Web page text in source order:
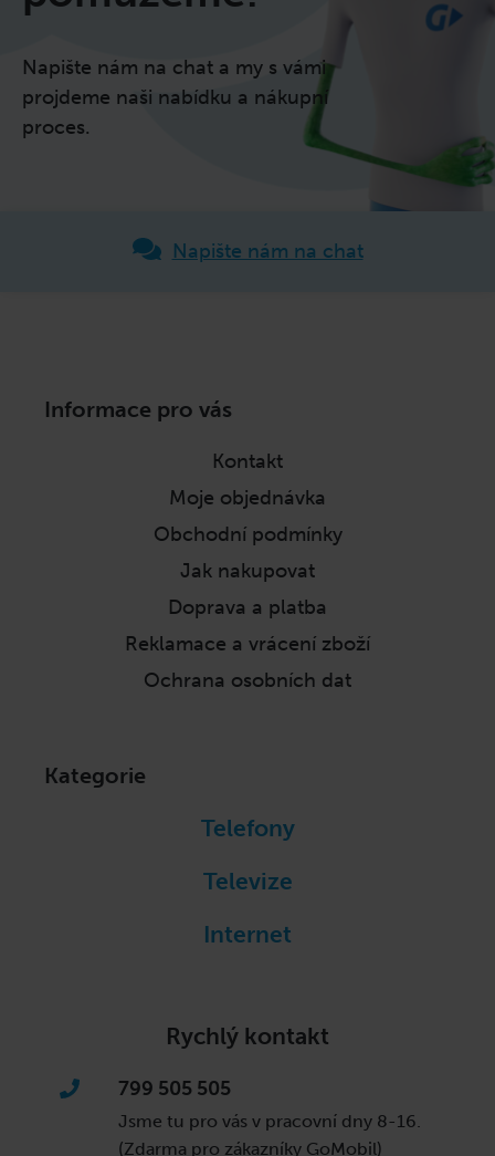
Napište nám na chat a my s vámi
projdeme naši nabídku a nákupní
proces.
Napište nám na chat
Informace pro vás
Kontakt
Moje objednávka
Obchodní podmínky
Jak nakupovat
Doprava a platba
Reklamace a vrácení zboží
Ochrana osobních dat
Kategorie
Telefony
Televize
Internet
Rychlý kontakt
799 505 505
Jsme tu pro vás v pracovní dny 8-16.
(Zdarma pro zákazníky GoMobil)